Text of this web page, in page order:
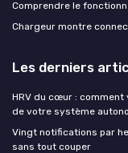
Comprendre le
Chargeur montre
Les derniers
HRV du cœur : comment
de votre système
Vingt notifications par
sans tout couper